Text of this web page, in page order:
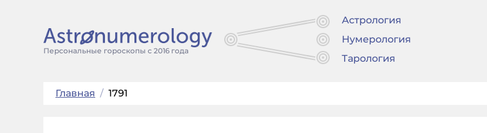
Персональные гороскопы с 2016 года
Астрология
Нумерология
Тарология
Главная / 1791